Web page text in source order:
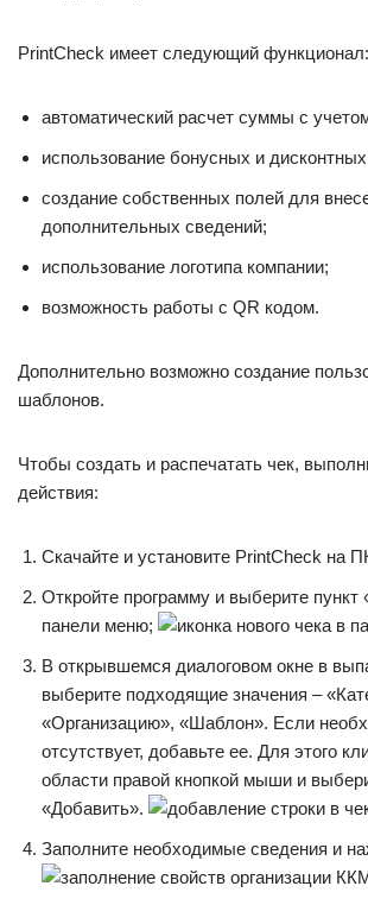
PrintCheck имеет следующий функционал:
автоматический расчет суммы с
использование бонусных и дисконтных
создание собственных полей для
дополнительных сведений;
использование логотипа компании;
возможность работы с QR кодом.
Дополнительно возможно создание
шаблонов.
Чтобы создать и распечатать чек,
действия:
Скачайте и установите PrintCheck на
Откройте программу и выберите пункт
панели меню;
В открывшемся диалоговом окне в
выберите подходящие значения –
«Организацию», «Шаблон». Если
отсутствует, добавьте ее. Для этого
области правой кнопкой мыши и
«Добавить».
Заполните необходимые сведения и